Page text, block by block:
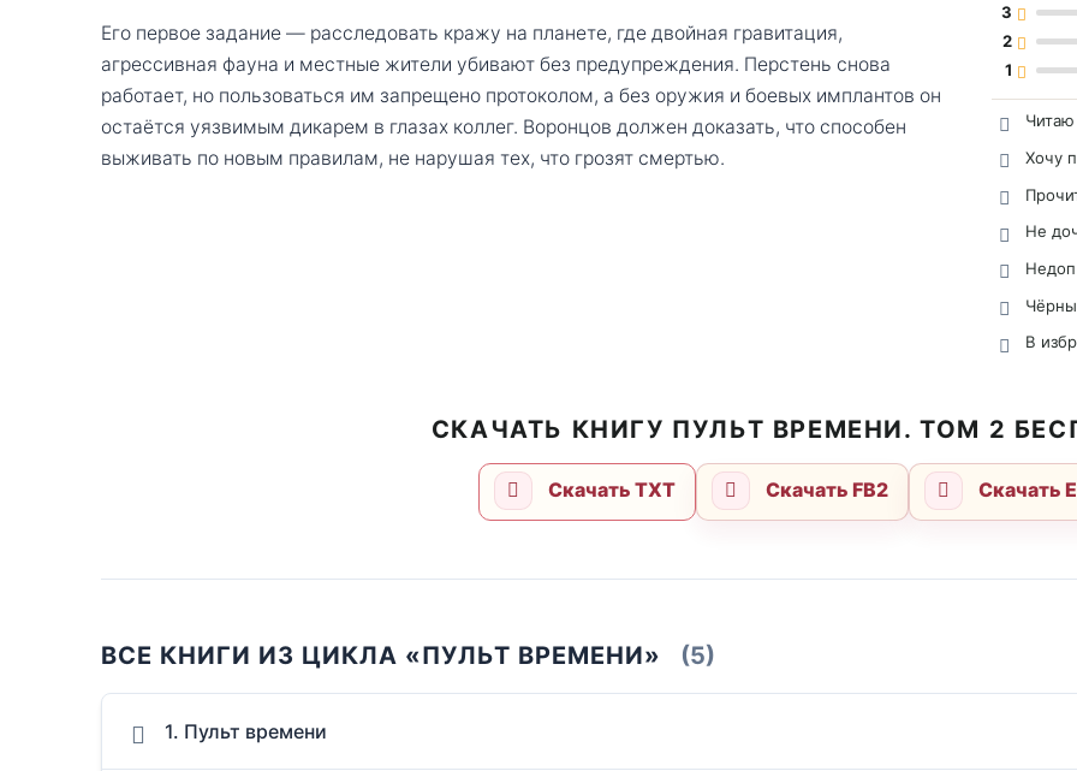
Его первое задание — расследовать кражу на планете, где двойная гравитация,
агрессивная фауна и местные жители убивают без предупреждения. Перстень снова
работает, но пользоваться им запрещено протоколом, а без оружия и боевых имплантов он
остаётся уязвимым дикарем в глазах коллег. Воронцов должен доказать, что способен
выживать по новым правилам, не нарушая тех, что грозят смертью.
3
2
1
Читаю
Хочу
Не
В
СКАЧАТЬ КНИГУ ПУЛЬТ ВРЕМЕНИ. ТОМ 2
Скачать TXT Скачать FB2 Скачать
ВСЕ КНИГИ ИЗ ЦИКЛА «ПУЛЬТ ВРЕМЕНИ» (5)
1. Пульт времени